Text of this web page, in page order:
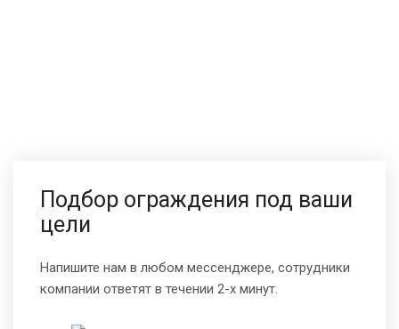
Подбор ограждения под ваши
цели
Напишите нам в любом мессенджере, сотрудники
компании ответят в течении 2-х минут.